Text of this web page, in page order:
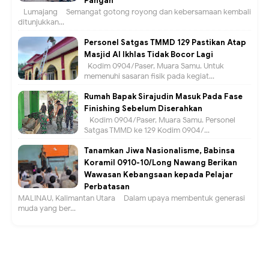
Lumajang – Semangat gotong royong dan kebersamaan kembali
ditunjukkan...
Personel Satgas TMMD 129 Pastikan Atap
Masjid Al Ikhlas Tidak Bocor Lagi
Kodim 0904/Paser, Muara Samu. Untuk
memenuhi sasaran fisik pada kegiat...
Rumah Bapak Sirajudin Masuk Pada Fase
Finishing Sebelum Diserahkan
Kodim 0904/Paser, Muara Samu. Personel
Satgas TMMD ke 129 Kodim 0904/...
Tanamkan Jiwa Nasionalisme, Babinsa
Koramil 0910-10/Long Nawang Berikan
Wawasan Kebangsaan kepada Pelajar
Perbatasan
MALINAU, Kalimantan Utara – Dalam upaya membentuk generasi
muda yang ber...